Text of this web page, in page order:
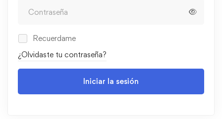
Recuerdame
¿Olvidaste tu contraseña?
Iniciar la sesión